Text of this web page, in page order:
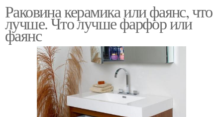
Раковина керамика или фаянс, что
лучше. Что лучше фарфор или
фаянс